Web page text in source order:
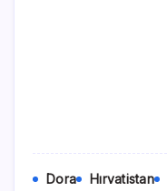
Dora Hırvatistan